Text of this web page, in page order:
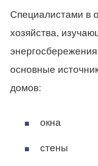
Специалистами в
хозяйства,
основные
домов:
окна
стены